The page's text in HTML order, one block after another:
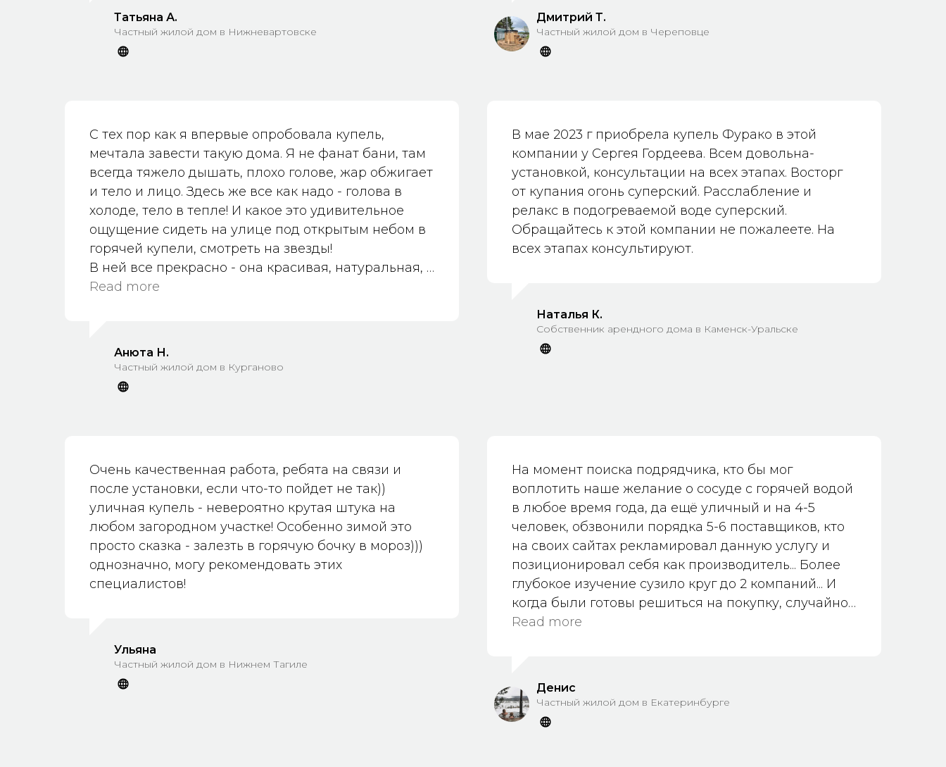
новичкам просто бесценны.❤️ Он заботится о своих
клиентах, и это очень важнои ценно. Огромное
счастья и уюта у себя на даче !!!💕 Мы заплатили за
эмоции и это важно ☺️🫶 Благодарю всех кто
участвовал в изготовлении Чана Фуррака для нас!
С уважением к Вам Татьяна и Владимир!
Татьяна А.
Частный жилой дом в Нижневартовске
кайф. Сергей всегда на связи. Подсказывает всё,
что нужно новичку)) Спасибо Сергею за его работу
и заботу о клиенте!!
Дмитрий Т.
Частный жилой дом в Череповце
С тех пор как я впервые опробовала купель,
мечтала завести такую дома. Я не фанат бани, там
всегда тяжело дышать, плохо голове, жар обжигает
и тело и лицо. Здесь же все как надо - голова в
холоде, тело в тепле! И какое это удивительное
ощущение сидеть на улице под открытым небом в
горячей купели, смотреть на звезды!
В ней все прекрасно - она красивая, натуральная, с
удобной лавочкой и даже подстаканниками!
многослойный пирог из щебня отсева и
тротуарной плитки, получилось и красиво и
Дети тоже в восторге, теперь у нас есть тёплый
маленький бассейн круглый год😁 И осень и холода
нам теперь не страшны! Люблю ее. Спасибо❤
Read more
Анюта Н.
Частный жилой дом в Курганово
В мае 2023 г приобрела купель Фурако в этой
компании у Сергея Гордеева. Всем довольна-
установкой, консультации на всех этапах. Восторг
от купания огонь суперский. Расслабление и
релакс в подогреваемой воде суперский.
Обращайтесь к этой компании не пожалеете. На
всех этапах консультируют.
Наталья К.
Собственник арендного дома в Каменск-Уральске
Очень качественная работа, ребята на связи и
после установки, если что-то пойдет не так))
уличная купель - невероятно крутая штука на
любом загородном участке! Особенно зимой это
просто сказка - залезть в горячую бочку в мороз)))
однозначно, могу рекомендовать этих
специалистов!
Ульяна
Частный жилой дом в Нижнем Тагиле
На момент поиска подрядчика, кто бы мог
воплотить наше желание о сосуде с горячей водой
в любое время года, да ещё уличный и на 4-5
человек, обзвонили порядка 5-6 поставщиков, кто
на своих сайтах рекламировал данную услугу и
позиционировал себя как производитель... Более
глубокое изучение сузило круг до 2 компаний... И
когда были готовы решиться на покупку, случайно
вышли на данную компанию... После телефонного
используемые материалы, в чем плюсы и минусы
различных сортов дерева.
Read more
Денис
Частный жилой дом в Екатеринбурге